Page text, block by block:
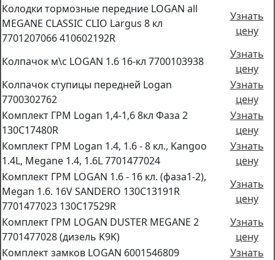
Колодки тормозные передние LOGAN all
MEGANE CLASSIC CLIO Largus 8 кл
7701207066 410602192R
Узнать
цену
Колпачок м\с LOGAN 1.6 16-кл 7700103938
Узнать
цену
Колпачок ступицы передней Logan
7700302762
Узнать
цену
Комплект ГРМ Logan 1,4-1,6 8кл Фаза 2
130C17480R
Узнать
цену
Комплект ГРМ Logan 1.4, 1.6 - 8 кл., Kangoo
1.4L, Megane 1.4, 1.6L 7701477024
Узнать
цену
Комплект ГРМ LOGAN 1.6 - 16 кл. (фаза1-2),
Megan 1.6. 16V SANDERO 130C13191R
7701477023 130C17529R
Узнать
цену
Комплект ГРМ LOGAN DUSTER MEGANE 2
7701477028 (дизель K9K)
Узнать
цену
Комплект замков LOGAN 6001546809
Узнать